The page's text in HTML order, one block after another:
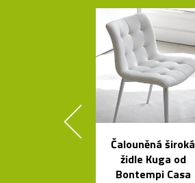
Čalouněná široká
židle Kuga od
Bontempi Casa